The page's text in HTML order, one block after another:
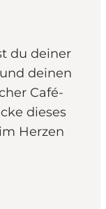
du deiner
deinen
Café-
dieses
Herzen